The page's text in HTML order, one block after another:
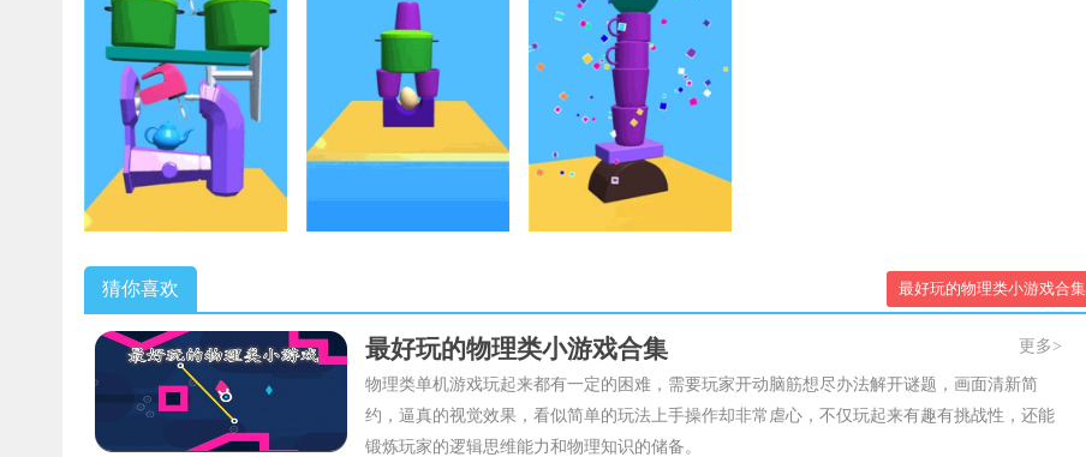
猜你喜欢 最好玩的物理类小游戏合集
最好玩的物理类小游戏合集 更多>
物理类单机游戏玩起来都有一定的困难，需要玩家开动脑筋想尽办法解开谜题，画面清新简
约，逼真的视觉效果，看似简单的玩法上手操作却非常虐心，不仅玩起来有趣有挑战性，还能
锻炼玩家的逻辑思维能力和物理知识的储备。